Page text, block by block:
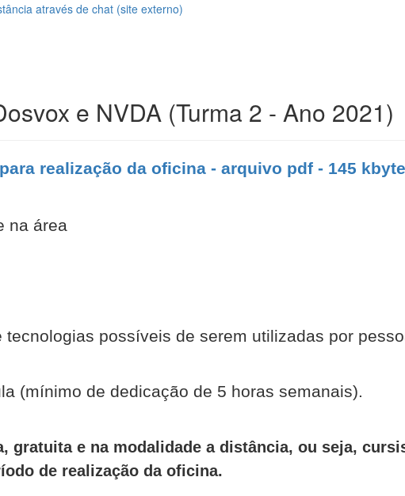
através de chat (site externo)
e NVDA (Turma 2 - Ano 2021)
realização da oficina - arquivo pdf - 145
na área
tecnologias possíveis de serem utilizadas por
(mínimo de dedicação de 5 horas semanais).
gratuita e na modalidade a distância, ou seja,
de realização da oficina.